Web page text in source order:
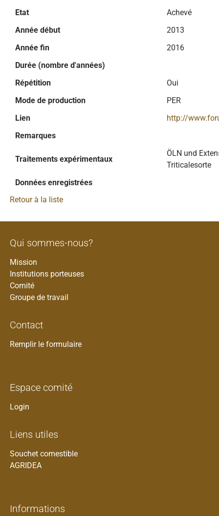
Etat
Achevé
Année début
2013
Année fin
2016
Durée (nombre d'années)
Répétition
Oui
Mode de production
PER
Lien
http://
Remarques
Traitements expérimentaux
ÖLN und
Triticalesorte
Données enregistrées
Retour à la liste
Qui sommes-nous?
Mission
Institutions porteuses
Comité
Groupe de travail
Contact
Remplir le formulaire
Espace comité
Login
Liens utiles
Souchet comestible
AGRIDEA
Informations